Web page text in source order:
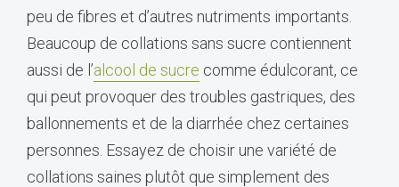
peu de fibres et d’autres nutriments importants.
Beaucoup de collations sans sucre contiennent
aussi de l’alcool de sucre comme édulcorant, ce
qui peut provoquer des troubles gastriques, des
ballonnements et de la diarrhée chez certaines
personnes. Essayez de choisir une variété de
collations saines plutôt que simplement des